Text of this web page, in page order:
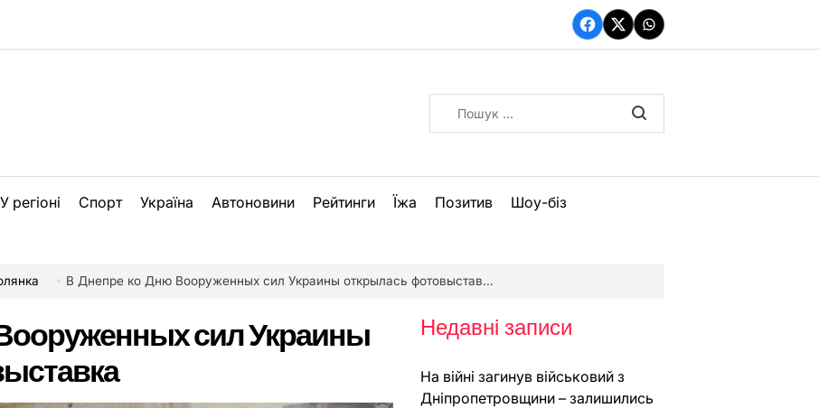
Facebook
TwitterWhatsApp
У регіоні Спорт Україна Автоновини Рейтинги Їжа Позитив Шоу-біз
В Днепре ко Дню Вооруженных сил Украины открылась фотовыставка
сил Украины
Недавні записи
На війні загинув військовий з
Дніпропетровщини – залишились